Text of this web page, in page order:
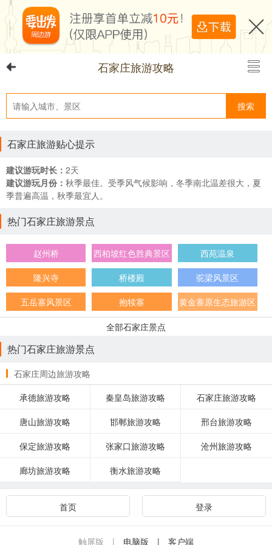
石家庄旅游攻略
搜索
石家庄旅游贴心提示
建议游玩时长： 2天
建议游玩月份： 秋季最佳。受季风气候影响，冬季南北温差很大，夏
季普遍高温，秋季最宜人。
热门石家庄旅游景点
赵州桥 西柏坡红色胜典景区
西苑温泉
隆兴寺
桥楼殿
驼梁风景区
五岳寨风景区
抱犊寨 黄金寨原生态旅游区
全部石家庄景点
热门石家庄旅游景点
石家庄周边旅游攻略
承德旅游攻略
秦皇岛旅游攻略
石家庄旅游攻略
唐山旅游攻略
邯郸旅游攻略
邢台旅游攻略
保定旅游攻略
张家口旅游攻略
沧州旅游攻略
廊坊旅游攻略
衡水旅游攻略
首页 登录
触屏版 | 电脑版 | 客户端